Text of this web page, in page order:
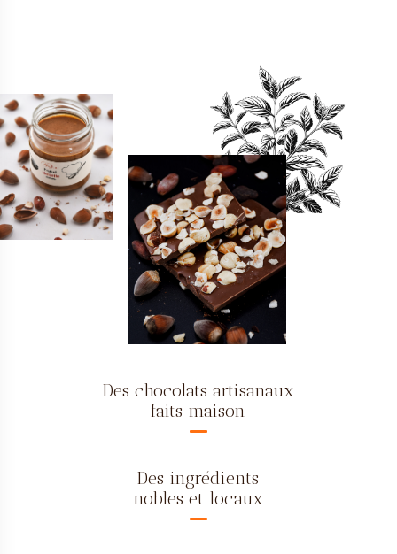
Des chocolats artisanaux
faits maison
Des ingrédients
nobles et locaux